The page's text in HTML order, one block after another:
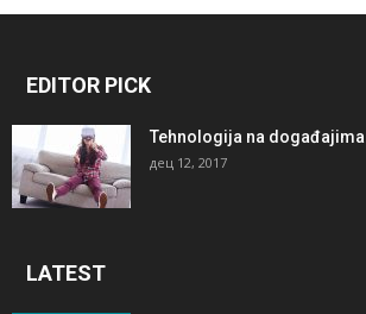
EDITOR PICK
Tehnologija na događajima
дец 12, 2017
LATEST